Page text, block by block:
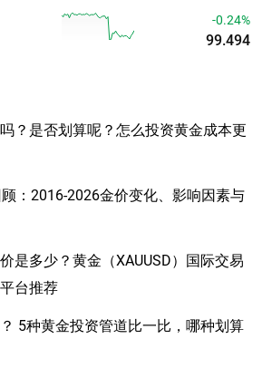
-0.24%
99.494
？是否划算呢？怎么投资黄金成本更
：2016-2026金价变化、影响因素与
是多少？黄金（XAUUSD）国际交易
台推荐
5种黄金投资管道比一比，哪种划算